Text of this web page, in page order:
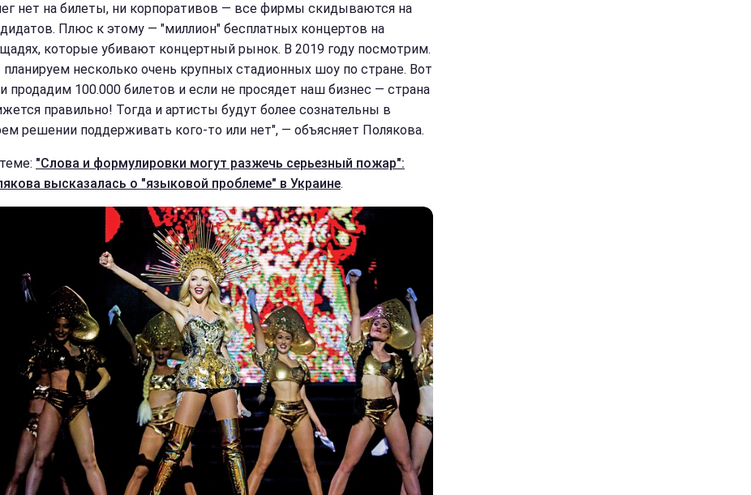
нет на билеты, ни корпоративов — все фирмы скидываются на
Плюс к этому — "миллион" бесплатных концертов на
которые убивают концертный рынок. В 2019 году посмотрим.
несколько очень крупных стадионных шоу по стране. Вот
продадим 100.000 билетов и если не просядет наш бизнес — страна
правильно! Тогда и артисты будут более сознательны в
решении поддерживать кого-то или нет", — объясняет Полякова.
"Слова и формулировки могут разжечь серьезный пожар":
высказалась о "языковой проблеме" в Украине.